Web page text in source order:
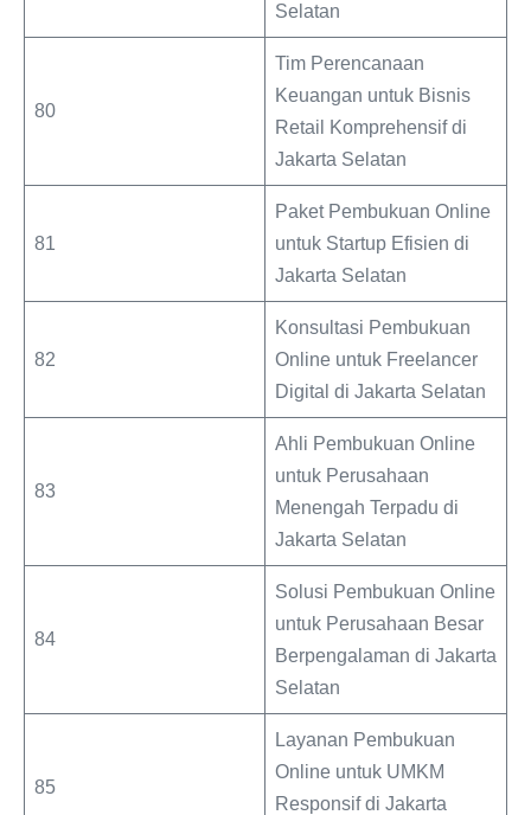
Selatan
80
Tim Perencanaan
Keuangan untuk Bisnis
Retail Komprehensif di
Jakarta Selatan
81
Paket Pembukuan Online
untuk Startup Efisien di
Jakarta Selatan
82
Konsultasi Pembukuan
Online untuk Freelancer
Digital di Jakarta Selatan
83
Ahli Pembukuan Online
untuk Perusahaan
Menengah Terpadu di
Jakarta Selatan
84
Solusi Pembukuan Online
untuk Perusahaan Besar
Berpengalaman di Jakarta
Selatan
85
Layanan Pembukuan
Online untuk UMKM
Responsif di Jakarta